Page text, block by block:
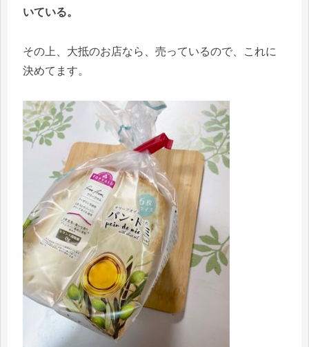
いている。
その上、大抵のお店なら、売っているので、これに
決めてます。